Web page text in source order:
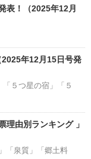
表！（2025年12月
年12月15日号発
５つ星の宿」「５
理由別ランキング 」
「泉質」「郷土料